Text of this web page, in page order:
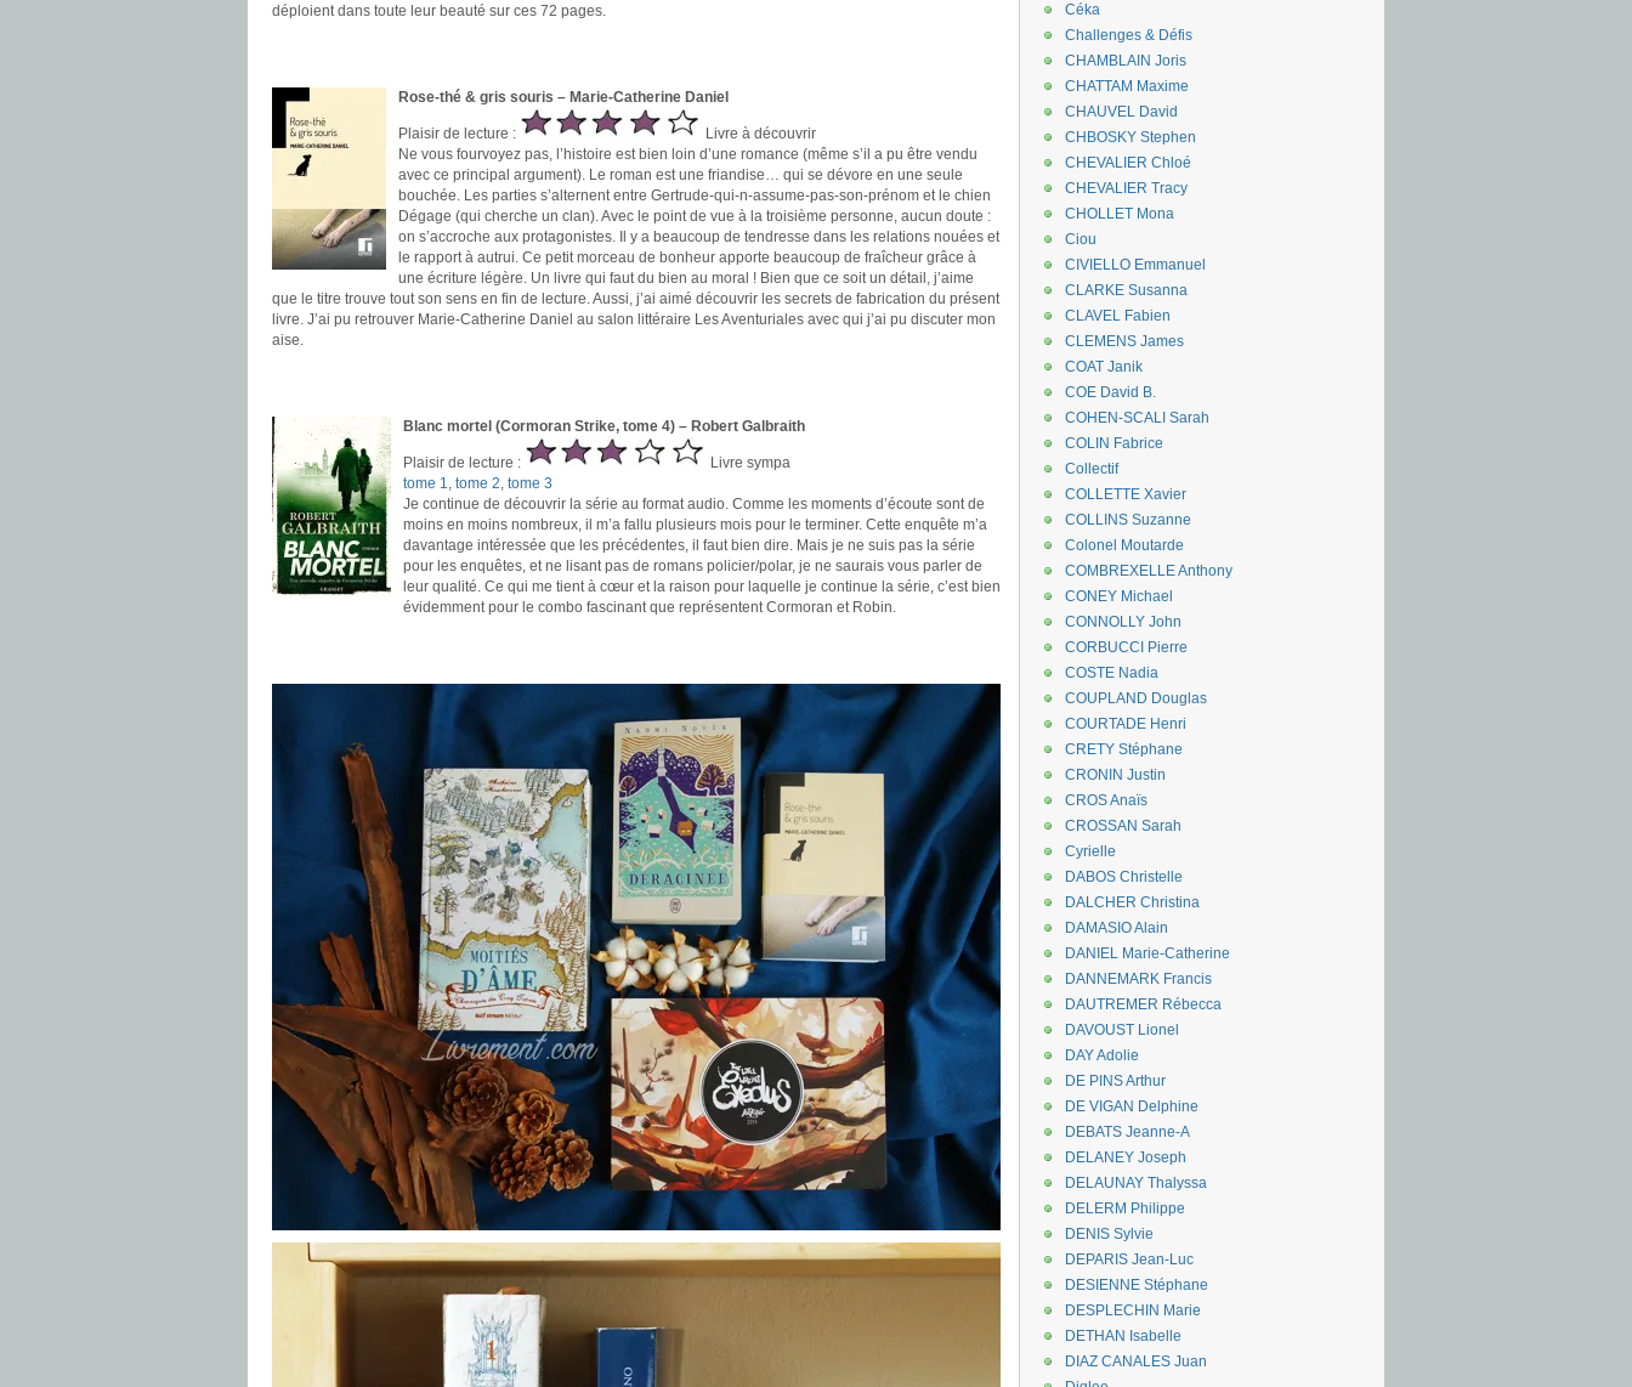
déploient dans toute leur beauté sur ces 72 pages.
Rose-thé & gris souris – Marie-Catherine Daniel
Plaisir de lecture :
Livre à découvrir
Ne vous fourvoyez pas, l’histoire est bien loin d’une romance (même s’il a pu être vendu
avec ce principal argument). Le roman est une friandise… qui se dévore en une seule
bouchée. Les parties s’alternent entre Gertrude-qui-n-assume-pas-son-prénom et le chien
Dégage (qui cherche un clan). Avec le point de vue à la troisième personne, aucun doute :
on s’accroche aux protagonistes. Il y a beaucoup de tendresse dans les relations nouées et
le rapport à autrui. Ce petit morceau de bonheur apporte beaucoup de fraîcheur grâce à
une écriture légère. Un livre qui faut du bien au moral ! Bien que ce soit un détail, j’aime
que le titre trouve tout son sens en fin de lecture. Aussi, j’ai aimé découvrir les secrets de fabrication du présent
livre. J’ai pu retrouver Marie-Catherine Daniel au salon littéraire Les Aventuriales avec qui j’ai pu discuter mon
aise.
Blanc mortel (Cormoran Strike, tome 4) – Robert Galbraith
Plaisir de lecture :
Livre sympa
tome 1, tome 2, tome 3
Je continue de découvrir la série au format audio. Comme les moments d’écoute sont de
moins en moins nombreux, il m’a fallu plusieurs mois pour le terminer. Cette enquête m’a
davantage intéressée que les précédentes, il faut bien dire. Mais je ne suis pas la série
pour les enquêtes, et ne lisant pas de romans policier/polar, je ne saurais vous parler de
leur qualité. Ce qui me tient à cœur et la raison pour laquelle je continue la série, c’est bien
évidemment pour le combo fascinant que représentent Cormoran et Robin.
Céka
Challenges & Défis
CHAMBLAIN Joris
CHATTAM Maxime
CHAUVEL David
CHBOSKY Stephen
CHEVALIER Chloé
CHEVALIER Tracy
CHOLLET Mona
Ciou
CIVIELLO Emmanuel
CLARKE Susanna
CLAVEL Fabien
CLEMENS James
COAT Janik
COE David B.
COHEN-SCALI Sarah
COLIN Fabrice
Collectif
COLLETTE Xavier
COLLINS Suzanne
Colonel Moutarde
COMBREXELLE Anthony
CONEY Michael
CONNOLLY John
CORBUCCI Pierre
COSTE Nadia
COUPLAND Douglas
COURTADE Henri
CRETY Stéphane
CRONIN Justin
CROS Anaïs
CROSSAN Sarah
Cyrielle
DABOS Christelle
DALCHER Christina
DAMASIO Alain
DANIEL Marie-Catherine
DANNEMARK Francis
DAUTREMER Rébecca
DAVOUST Lionel
DAY Adolie
DE PINS Arthur
DE VIGAN Delphine
DEBATS Jeanne-A
DELANEY Joseph
DELAUNAY Thalyssa
DELERM Philippe
DENIS Sylvie
DEPARIS Jean-Luc
DESIENNE Stéphane
DESPLECHIN Marie
DETHAN Isabelle
DIAZ CANALES Juan